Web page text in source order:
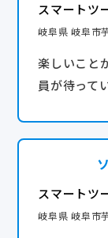
スマートツ
岐阜県 岐阜市
楽しいこと
員が待って
スマートツ
岐阜県 岐阜市